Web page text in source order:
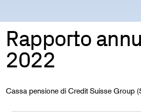
Rapporto
2022
Cassa pensione di Credit Suisse Group